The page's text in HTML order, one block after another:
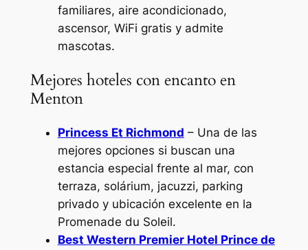
familiares, aire acondicionado,
ascensor, WiFi gratis y admite
mascotas.
Mejores hoteles con encanto en
Menton
Princess Et Richmond – Una de las
mejores opciones si buscan una
estancia especial frente al mar, con
terraza, solárium, jacuzzi, parking
privado y ubicación excelente en la
Promenade du Soleil.
Best Western Premier Hotel Prince de